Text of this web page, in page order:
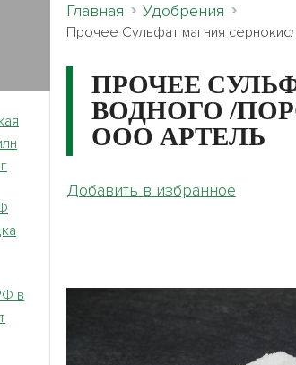
Главная Удобрения
Прочее Сульфат магния
ПРОЧЕЕ
ВОДНОГО /
ООО АРТЕЛЬ
Добавить в избранное
в